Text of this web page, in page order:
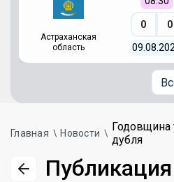
Астраханская
область
0 0
Главная Новости
Годовщина
дубля
Публикация